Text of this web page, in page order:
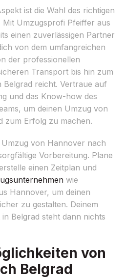
ist die Wahl des richtigen
Mit Umzugsprofi Pfeiffer aus
einen zuverlässigen Partner
von dem umfangreichen
der professionellen
Transport bis hin zum
reicht. Vertraue auf
und das Know-how des
um deinen Umzug von
zum Erfolg zu machen.
Umzug von Hannover nach
Vorbereitung. Plane
einen Zeitplan und
wie
Hannover, um deinen
zu gestalten. Deinem
Belgrad steht dann nichts
von
Belgrad